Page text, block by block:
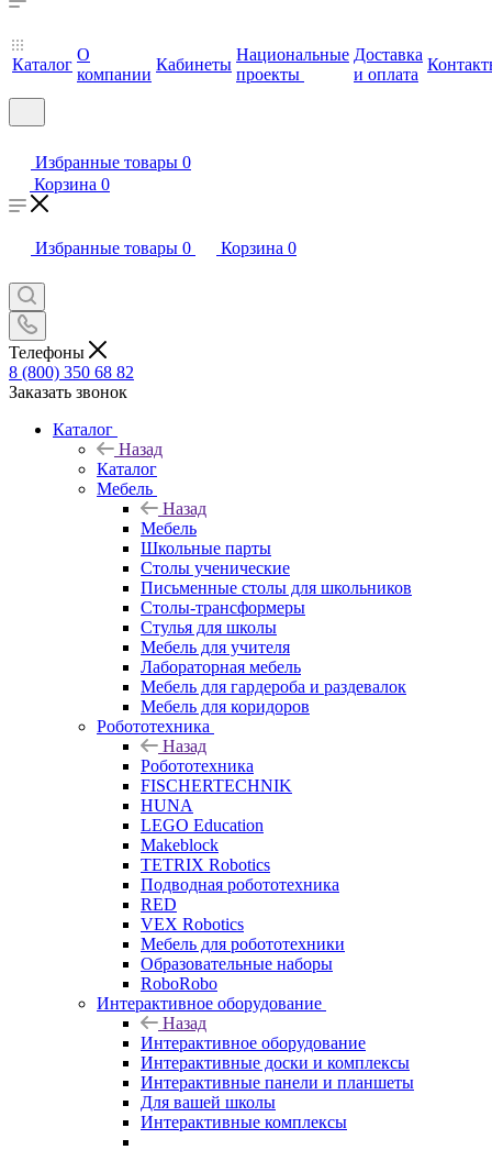
Каталог
О
компании
Кабинеты
Национальные
проекты
Доставка
и оплата
Избранные товары 0
Корзина 0
Избранные товары 0 Корзина 0
Телефоны
8 (800) 350 68 82
Заказать звонок
Каталог
Назад
Каталог
Мебель
Назад
Мебель
Школьные парты
Столы ученические
Письменные столы для школьников
Столы-трансформеры
Стулья для школы
Мебель для учителя
Лабораторная мебель
Мебель для гардероба и раздевалок
Мебель для коридоров
Робототехника
Назад
Робототехника
FISCHERTECHNIK
HUNA
LEGO Education
Makeblock
TETRIX Robotics
Подводная робототехника
RED
VEX Robotics
Мебель для робототехники
Образовательные наборы
RoboRobo
Интерактивное оборудование
Назад
Интерактивное оборудование
Интерактивные доски и комплексы
Интерактивные панели и планшеты
Для вашей школы
Интерактивные комплексы